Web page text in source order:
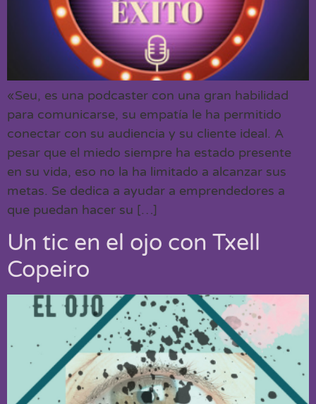
«Seu, es una podcaster con una gran habilidad
para comunicarse, su empatía le ha permitido
conectar con su audiencia y su cliente ideal. A
pesar que el miedo siempre ha estado presente
en su vida, eso no la ha limitado a alcanzar sus
metas. Se dedica a ayudar a emprendedores a
que puedan hacer su […]
Un tic en el ojo con Txell
Copeiro